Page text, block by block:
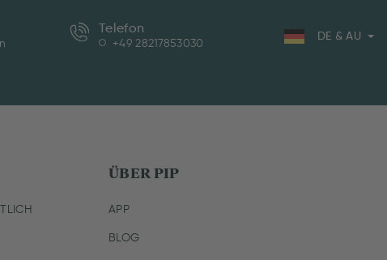
Telefon
+49 28217853030
DE & AU
ÜBER PIP
APP
BLOG